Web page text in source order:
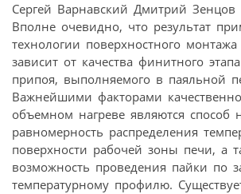
Сергей Варнавский Дмитрий
Вполне очевидно, что результат
технологии поверхностного
зависит от качества финитного
припоя, выполняемого в паяльной
Важнейшими факторами
объемном нагреве являются способ
равномерность распределения
поверхности рабочей зоны печи, а
возможность проведения пайки по
температурному профилю.